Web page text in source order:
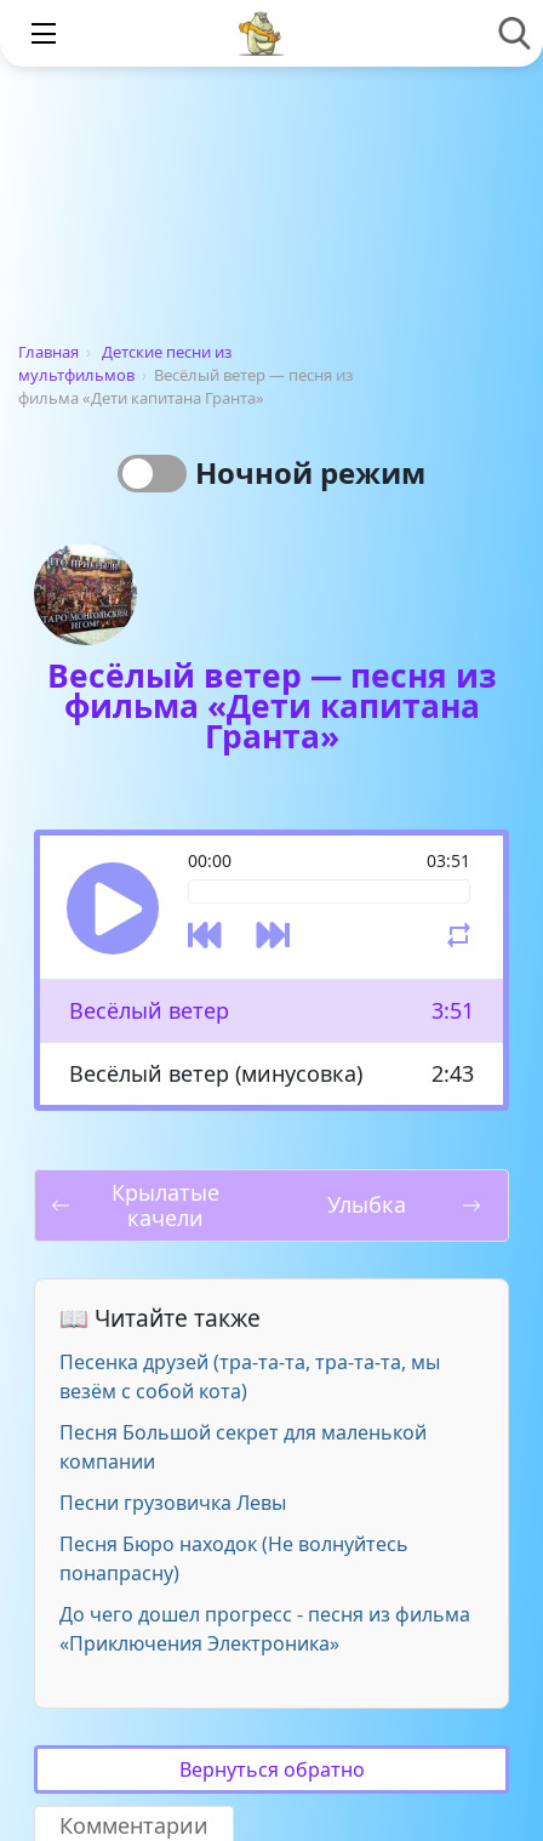
Главная › Детские песни из
мультфильмов › Весёлый ветер — песня из
фильма «Дети капитана Гранта»
Ночной режим
Весёлый ветер — песня из
фильма «Дети капитана
Гранта»
00:00 03:51
Весёлый ветер 3:51
Весёлый ветер (минусовка) 2:43
Крылатые
качели
Улыбка
📖 Читайте также
Песенка друзей (тра-та-та, тра-та-та, мы
везём с собой кота)
Песня Большой секрет для маленькой
компании
Песни грузовичка Левы
Песня Бюро находок (Не волнуйтесь
понапрасну)
До чего дошел прогресс - песня из фильма
«Приключения Электроника»
Вернуться обратно
Комментарии